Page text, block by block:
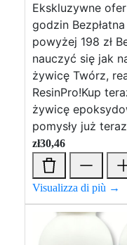
Ekskluzywne
godzin
powyżej 198 zł
nauczyć się jak
żywicę Twórz,
ResinPro!Kup
żywicę
pomysły już
zł30,46
Visualizza di più →